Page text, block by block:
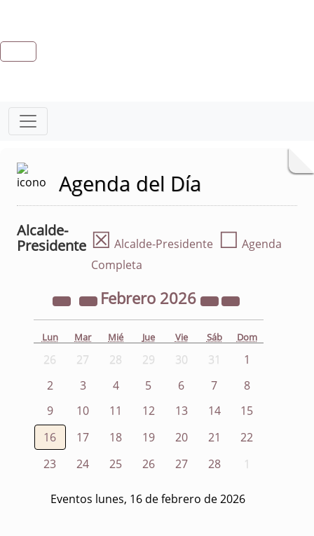
Agenda del Día
Alcalde-
Presidente ☒ Alcalde-Presidente ☐ Agenda
Completa
Febrero 2026
Lun Mar Mié Jue Vie Sáb Dom
26 27 28 29 30 31
1
2
3 4 5 6 7
8
9
10 11 12 13 14
15
16
17 18 19 20 21
22
23
24 25 26 27 28 1
Eventos lunes, 16 de febrero de 2026